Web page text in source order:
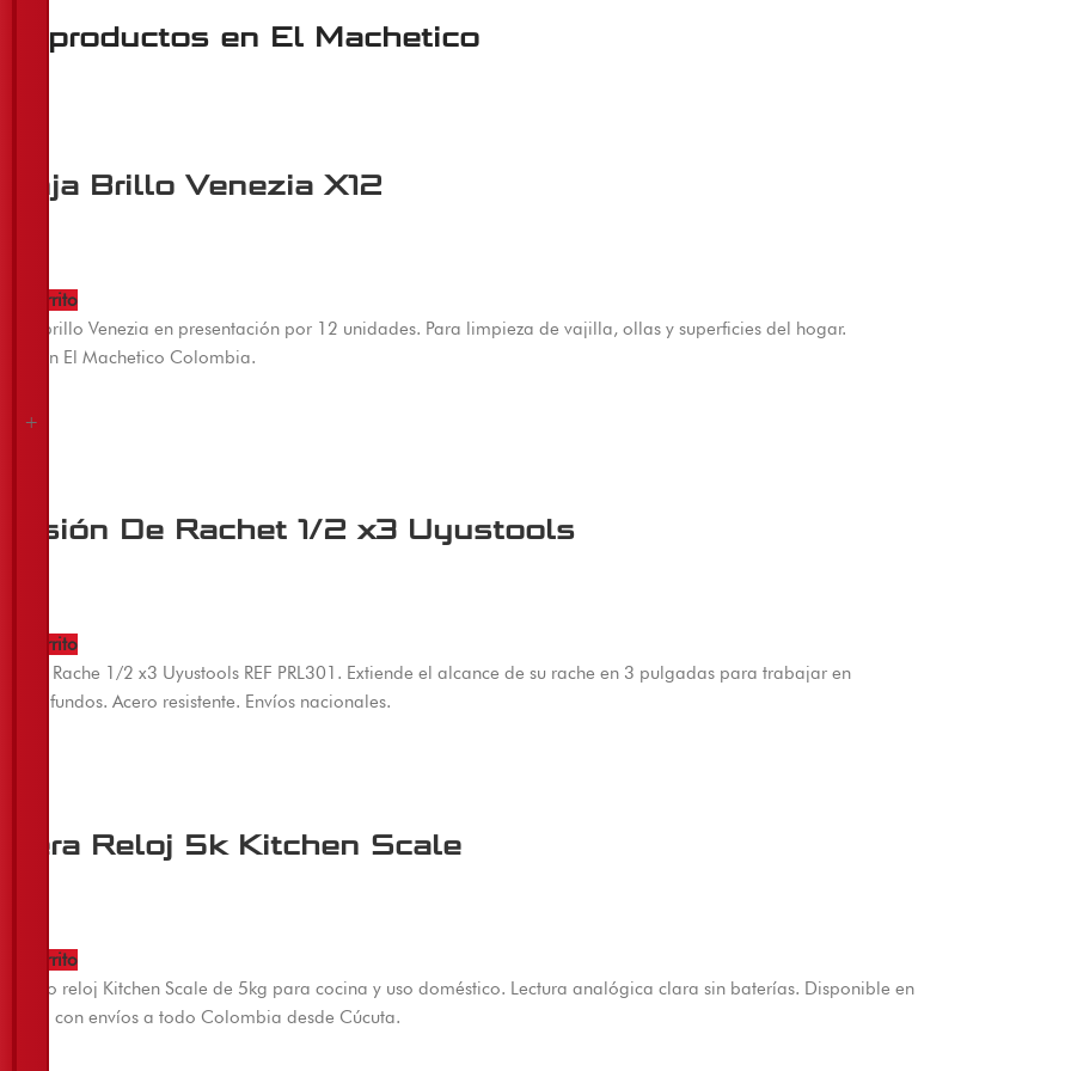
productos en El Machetico
Brillo Venezia X12
+
al carrito
de brillo Venezia en presentación por 12 unidades. Para limpieza de vajilla, ollas y superficies del hogar.
en El Machetico Colombia.
De Rachet 1/2 x3 Uyustools
+
al carrito
de Rache 1/2 x3 Uyustools REF PRL301. Extiende el alcance de su rache en 3 pulgadas para trabajar en
profundos. Acero resistente. Envíos nacionales.
Reloj 5k Kitchen Scale
+
al carrito
tipo reloj Kitchen Scale de 5kg para cocina y uso doméstico. Lectura analógica clara sin baterías. Disponible en
con envíos a todo Colombia desde Cúcuta.
+
+